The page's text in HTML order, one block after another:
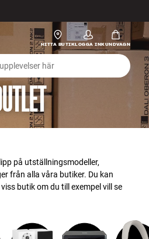
HITTA BUTIKLOGGA INKUNDVAGN
på utställningsmodeller,
från alla våra butiker. Du kan
butik om du till exempel vill se